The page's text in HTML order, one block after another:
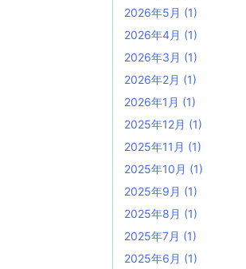
2026年5月 (1)
2026年4月 (1)
2026年3月 (1)
2026年2月 (1)
2026年1月 (1)
2025年12月 (1)
2025年11月 (1)
2025年10月 (1)
2025年9月 (1)
2025年8月 (1)
2025年7月 (1)
2025年6月 (1)